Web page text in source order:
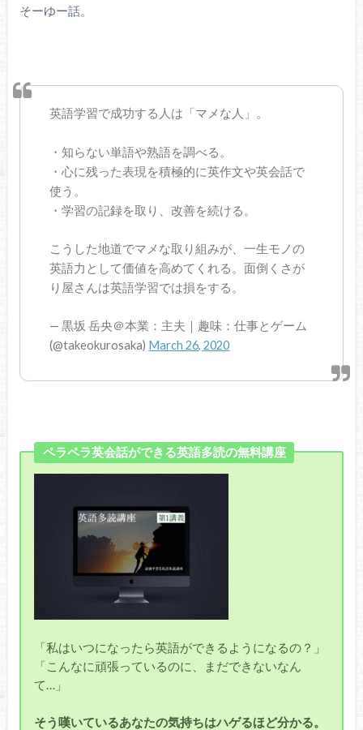
そーゆー話。
英語学習で成功する人は「マメな人」。
・知らない単語や熟語を調べる。
・心に残った表現を積極的に英作文や英会話で
使う。
・学習の記録を取り、改善を続ける。
こうした地道でマメな取り組みが、一生モノの
英語力として価値を高めてくれる。面倒くさが
り屋さんは英語学習では損をする。
— 黒坂 岳央＠本業：主夫｜趣味：仕事とゲーム
(@takeokurosaka) March 26, 2020
ペラペラ英会話ができる英語多読の無料講座
「私はいつになったら英語ができるようになるの？」
「こんなに頑張っているのに、まだできないなん
て…」
そう嘆いているあなたの気持ちはハゲるほど分かる。